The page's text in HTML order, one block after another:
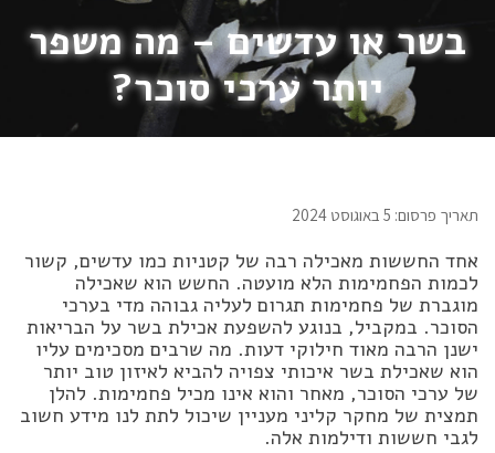
בשר או עדשים – מה משפר
יותר ערכי סוכר?
תאריך פרסום: 5 באוגוסט 2024
אחד החששות מאכילה רבה של קטניות כמו עדשים, קשור
לכמות הפחמימות הלא מועטה. החשש הוא שאכילה
מוגברת של פחמימות תגרום לעליה גבוהה מדי בערכי
הסוכר. במקביל, בנוגע להשפעת אכילת בשר על הבריאות
ישנן הרבה מאוד חילוקי דעות. מה שרבים מסכימים עליו
הוא שאכילת בשר איכותי צפויה להביא לאיזון טוב יותר
של ערכי הסוכר, מאחר והוא אינו מכיל פחמימות. להלן
תמצית של מחקר קליני מעניין שיכול לתת לנו מידע חשוב
לגבי חששות ודילמות אלה.